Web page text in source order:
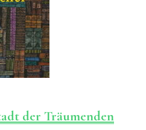
der Träumenden